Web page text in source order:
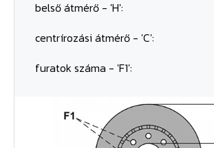
belső átmérő - 'H':
centrírozási átmérő - 'C':
furatok száma - 'F1':